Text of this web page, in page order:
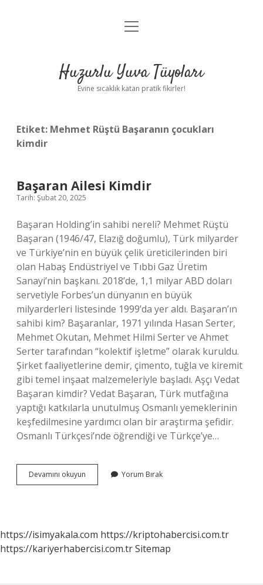
Anasayfa
Yasal Uyarı
menüyü
Huzurlu Yuva Tüyoları
Evine sıcaklık katan pratik fikirler!
Etiket: Mehmet Rüştü Başaranın çocukları
kimdir
Başaran Ailesi Kimdir
Tarih: Şubat 20, 2025
Başaran Holding’in sahibi nereli? Mehmet Rüştü
Başaran (1946/47, Elazığ doğumlu), Türk milyarder
ve Türkiye’nin en büyük çelik üreticilerinden biri
olan Habaş Endüstriyel ve Tıbbi Gaz Üretim
Sanayi’nin başkanı. 2018’de, 1,1 milyar ABD doları
servetiyle Forbes’un dünyanın en büyük
milyarderleri listesinde 1999’da yer aldı. Başaran’ın
sahibi kim? Başaranlar, 1971 yılında Hasan Serter,
Mehmet Okutan, Mehmet Hilmi Serter ve Ahmet
Serter tarafından “kolektif işletme” olarak kuruldu.
Şirket faaliyetlerine demir, çimento, tuğla ve kiremit
gibi temel inşaat malzemeleriyle başladı. Aşçı Vedat
Başaran kimdir? Vedat Başaran, Türk mutfağına
yaptığı katkılarla unutulmuş Osmanlı yemeklerinin
keşfedilmesine yardımcı olan bir araştırma şefidir.
Osmanlı Türkçesi’nde öğrendiği ve Türkçe’ye…
Devamını okuyun Başaran
Ailesi
Yorum Bırak
https://isimyakala.com https://kriptohabercisi.com.tr
https://kariyerhabercisi.com.trSitemap